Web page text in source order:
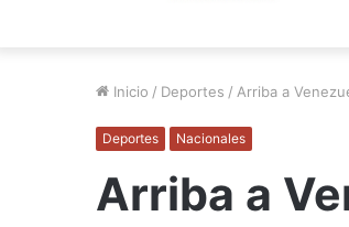
Inicio / Deportes / Arriba a
Deportes Nacionales
Arriba a